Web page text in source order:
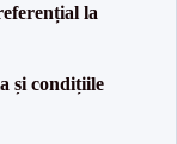
la
și condițiile